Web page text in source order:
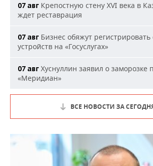
07 авг Крепостную стену XVI века в
ждет реставрация
07 авг Бизнес обяжут
устройств на «Госуслугах»
07 авг Хуснуллин заявил о заморозке
«Меридиан»
ВСЕ НОВОСТИ ЗА